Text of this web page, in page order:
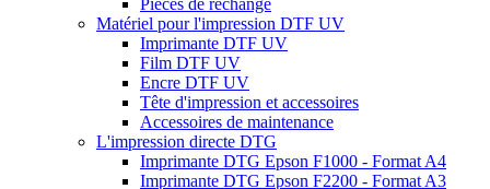
Pièces de rechange
Matériel pour l'impression DTF UV
Imprimante DTF UV
Film DTF UV
Encre DTF UV
Tête d'impression et accessoires
Accessoires de maintenance
L'impression directe DTG
Imprimante DTG Epson F1000 - Format A4
Imprimante DTG Epson F2200 - Format A3